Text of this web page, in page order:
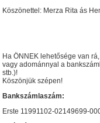
Köszönettel: Merza Rita ás
Ha ÖNNEK lehetősége van
vagy adománnyal a
stb.)!
Köszönjük szépen!
Bankszámlaszám:
Erste 11991102-02149699-